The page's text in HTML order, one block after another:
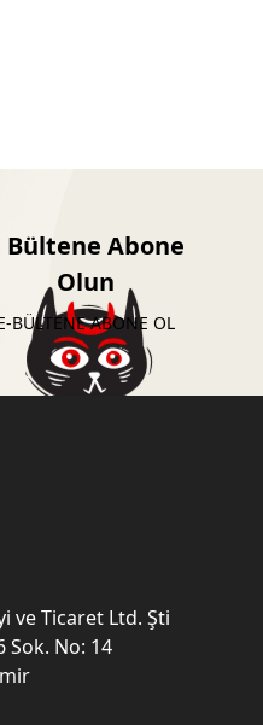
Bültene Abone
Olun
BÜLTENE ABONE OL
ve Ticaret Ltd. Şti
Sok. No: 14